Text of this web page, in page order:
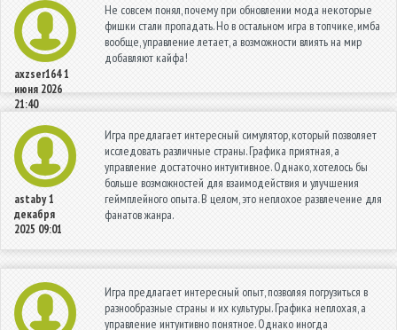
axzser1641
июня 2026
21:40
Не совсем понял, почему при обновлении мода некоторые
фишки стали пропадать. Но в остальном игра в топчике, имба
вообще, управление летает, а возможности влиять на мир
добавляют кайфа!
astaby1
декабря
2025 09:01
Игра предлагает интересный симулятор, который позволяет
исследовать различные страны. Графика приятная, а
управление достаточно интуитивное. Однако, хотелось бы
больше возможностей для взаимодействия и улучшения
геймплейного опыта. В целом, это неплохое развлечение для
фанатов жанра.
Игра предлагает интересный опыт, позволяя погрузиться в
разнообразные страны и их культуры. Графика неплохая, а
управление интуитивно понятное. Однако иногда